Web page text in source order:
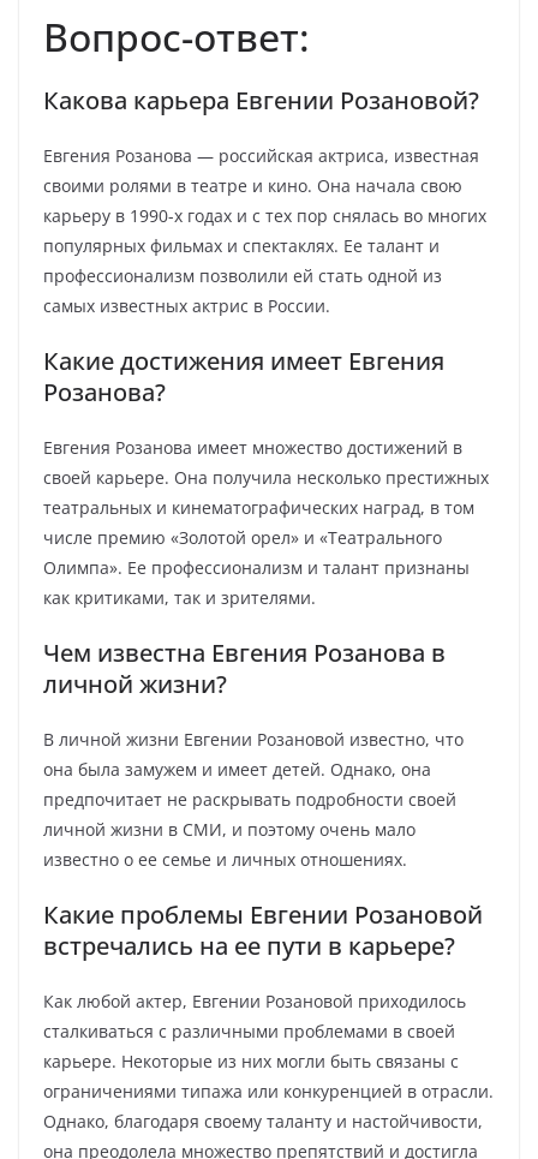
Вопрос-ответ:
Какова карьера Евгении Розановой?
Евгения Розанова — российская актриса, известная
своими ролями в театре и кино. Она начала свою
карьеру в 1990-х годах и с тех пор снялась во многих
популярных фильмах и спектаклях. Ее талант и
профессионализм позволили ей стать одной из
самых известных актрис в России.
Какие достижения имеет Евгения
Розанова?
Евгения Розанова имеет множество достижений в
своей карьере. Она получила несколько престижных
театральных и кинематографических наград, в том
числе премию «Золотой орел» и «Театрального
Олимпа». Ее профессионализм и талант признаны
как критиками, так и зрителями.
Чем известна Евгения Розанова в
личной жизни?
В личной жизни Евгении Розановой известно, что
она была замужем и имеет детей. Однако, она
предпочитает не раскрывать подробности своей
личной жизни в СМИ, и поэтому очень мало
известно о ее семье и личных отношениях.
Какие проблемы Евгении Розановой
встречались на ее пути в карьере?
Как любой актер, Евгении Розановой приходилось
сталкиваться с различными проблемами в своей
карьере. Некоторые из них могли быть связаны с
ограничениями типажа или конкуренцией в отрасли.
Однако, благодаря своему таланту и настойчивости,
она преодолела множество препятствий и достигла